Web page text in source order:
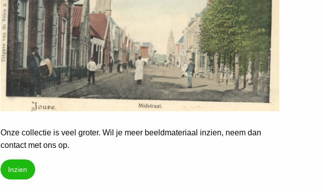
Onze collectie is veel groter. Wil je meer beeldmateriaal inzien, neem dan
contact met ons op.
Inzien